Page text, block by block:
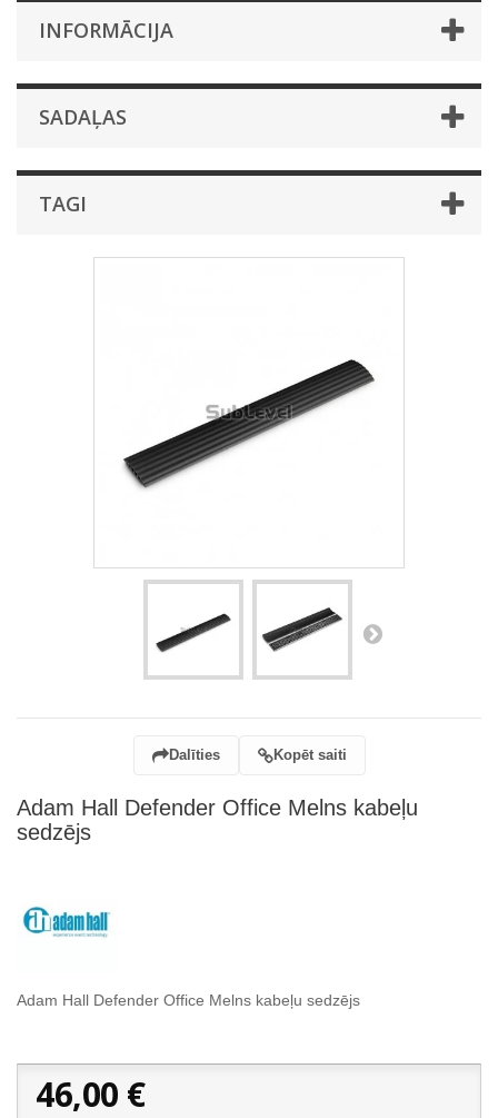
INFORMĀCIJA
SADAĻAS
TAGI
Dalīties Kopēt saiti
Adam Hall Defender Office Melns kabeļu
sedzējs
Adam Hall Defender Office Melns kabeļu sedzējs
46,00 €